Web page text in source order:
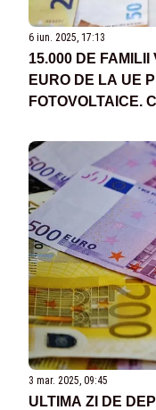
6 iun. 2025, 17:13
15.000 DE
EURO DE LA UE
FOTOVOLTAICE.
3 mar. 2025, 09:45
ULTIMA ZI DE